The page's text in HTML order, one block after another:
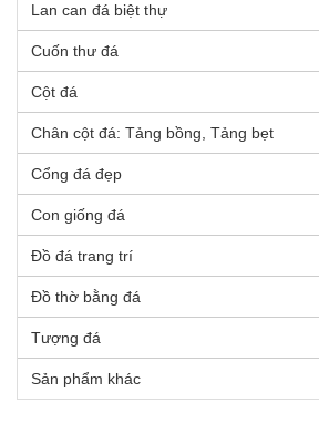
Lan can đá biệt thự
Cuốn thư đá
Cột đá
Chân cột đá: Tảng bồng, Tảng bẹt
Cổng đá đẹp
Con giống đá
Đồ đá trang trí
Đồ thờ bằng đá
Tượng đá
Sản phẩm khác